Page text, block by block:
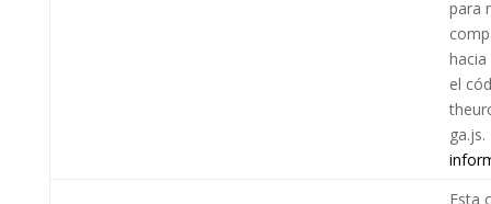
para
el
ga.js.
Esta